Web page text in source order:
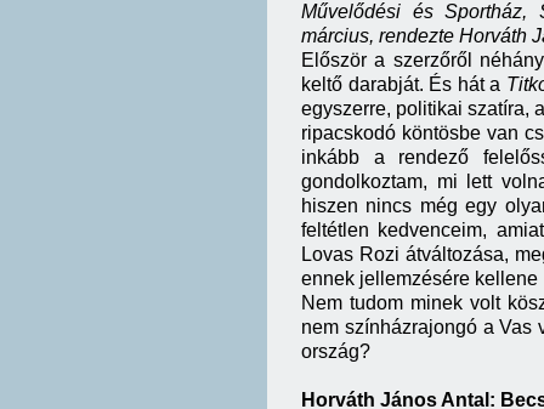
Művelődési és Sportház,
március, rendezte Horváth
Először a szerzőről
keltő darabját. És hát a
egyszerre, politikai szatíra,
ripacskodó köntösbe van
inkább a rendező
gondolkoztam, mi lett
hiszen nincs még egy
feltétlen kedvenceim,
Lovas Rozi átváltozása,
ennek jellemzésére
Nem tudom minek volt
nem színházrajongó a Vas
ország?
Horváth János Antal: